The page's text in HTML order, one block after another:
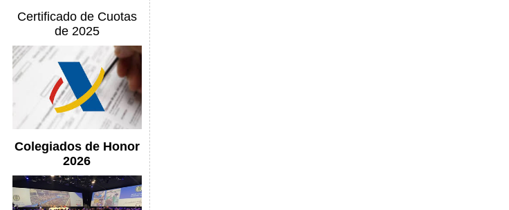
Certificado de Cuotas
de 2025
Colegiados de Honor
2026